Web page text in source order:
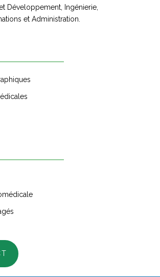
Développement, Ingénierie,
et Administration.